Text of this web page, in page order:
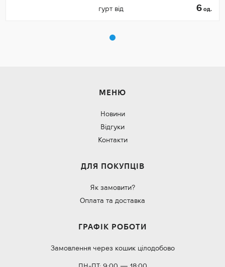
гурт від 6 од.
МЕНЮ
Новини
Відгуки
Контакти
ДЛЯ ПОКУПЦІВ
Як замовити?
Оплата та доставка
ГРАФІК РОБОТИ
Замовлення через кошик цілодобово